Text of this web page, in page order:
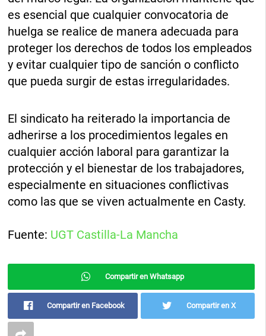
es esencial que cualquier convocatoria de
huelga se realice de manera adecuada para
proteger los derechos de todos los empleados
y evitar cualquier tipo de sanción o conflicto
que pueda surgir de estas irregularidades.
El sindicato ha reiterado la importancia de
adherirse a los procedimientos legales en
cualquier acción laboral para garantizar la
protección y el bienestar de los trabajadores,
especialmente en situaciones conflictivas
como las que se viven actualmente en Casty.
Fuente: UGT Castilla-La Mancha
Compartir en Whatsapp
Compartir en Facebook Compartir en X